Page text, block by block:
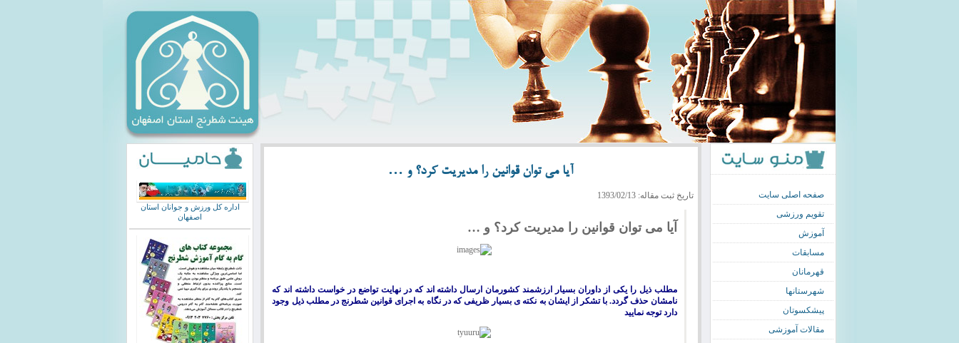
صفحه اصلی سایت
تقویم ورزشی
آموزش
مسابقات
قهرمانان
شهرستانها
پیشکسوتان
مقالات آموزشی
آیا می توان قوانین را مدیریت کرد؟ و …
تاریخ ثبت مقاله: 1393/02/13
آیا می توان قوانین را مدیریت کرد؟ و …
مطلب ذیل را یکی از داوران بسیار ارزشمند کشورمان ارسال داشته اند که در نهایت تواضع در خواست داشته اند که
نامشان حذف گردد. با تشکر از ایشان به نکته ی بسیار ظریفی که در نگاه به اجرای قوانین شطرنج در مطلب ذیل وجود
دارد توجه نمایید
اداره کل ورزش و جوانان استان
اصفهان